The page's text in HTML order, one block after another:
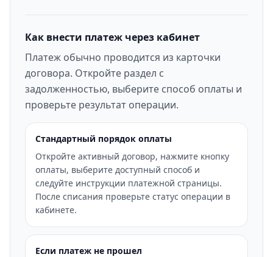
Как внести платеж через кабинет
Платеж обычно проводится из карточки
договора. Откройте раздел с
задолженностью, выберите способ оплаты и
проверьте результат операции.
Стандартный порядок оплаты
Откройте активный договор, нажмите кнопку
оплаты, выберите доступный способ и
следуйте инструкции платежной страницы.
После списания проверьте статус операции в
кабинете.
Если платеж не прошел